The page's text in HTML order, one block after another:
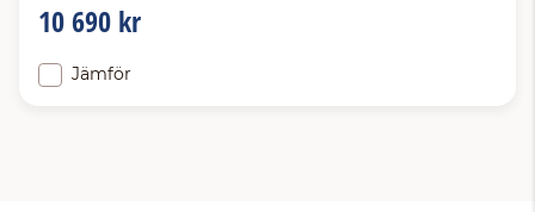
10 690 kr
Jämför